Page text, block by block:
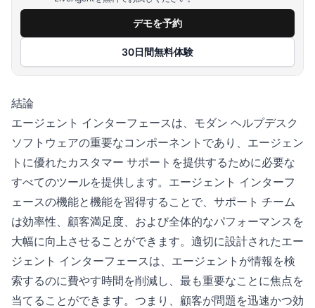
デモを予約
30日間無料体験
結論
エージェント インターフェースは、モダン ヘルプデスク
ソフトウェアの重要なコンポーネントであり、エージェン
トに優れたカスタマー サポートを提供するために必要な
すべてのツールを提供します。エージェント インターフ
ェースの機能と機能を習得することで、サポート チーム
は効率性、顧客満足度、および全体的なパフォーマンスを
大幅に向上させることができます。適切に設計されたエー
ジェント インターフェースは、エージェントが情報を検
索するのに費やす時間を削減し、最も重要なことに焦点を
当てることができます。つまり、顧客が問題を迅速かつ効